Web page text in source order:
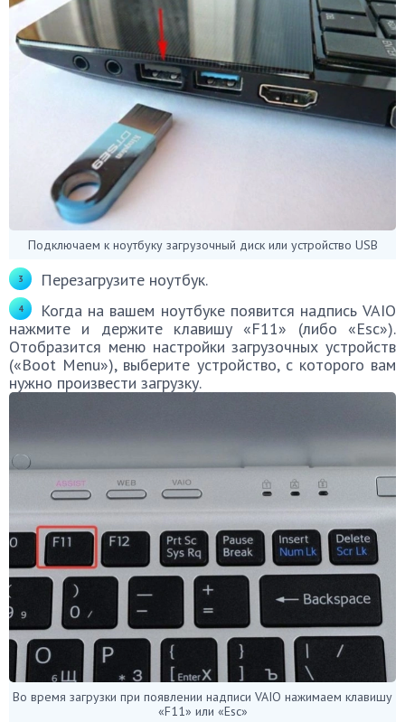
Подключаем к ноутбуку загрузочный диск или устройство USB
Перезагрузите ноутбук.
Когда на вашем ноутбуке появится надпись VAIO
нажмите и держите клавишу «F11» (либо «Esc»).
Отобразится меню настройки загрузочных устройств
(«Boot Menu»), выберите устройство, с которого вам
нужно произвести загрузку.
Во время загрузки при появлении надписи VAIO нажимаем клавишу
«F11» или «Esc»